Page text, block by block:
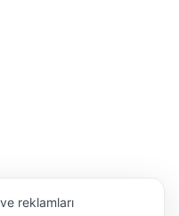
reklamları